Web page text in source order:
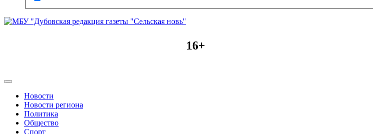
16+
Новости
Новости региона
Политика
Общество
Спорт